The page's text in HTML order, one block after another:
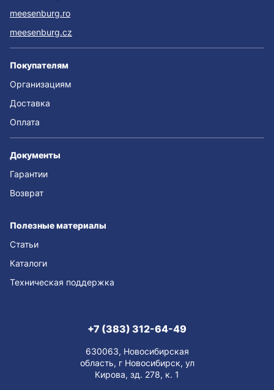
meesenburg.ro
meesenburg.cz
Покупателям
Организациям
Доставка
Оплата
Документы
Гарантии
Возврат
Полезные материалы
Статьи
Каталоги
Техническая поддержка
+7 (383) 312-64-49
630063, Новосибирская
область, г Новосибирск, ул
Кирова, зд. 278, к. 1